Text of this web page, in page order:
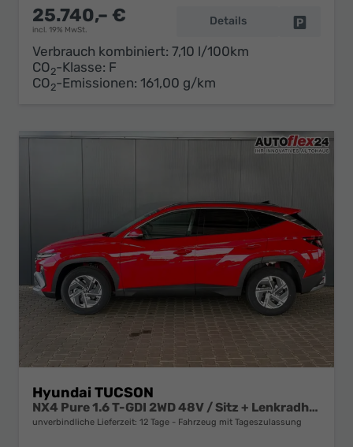
25.740,– €
incl. 19% MwSt.
Details
Verbrauch kombiniert: 7,10 l/100km
CO2-Klasse: F
CO2-Emissionen: 161,00 g/km
Hyundai TUCSON
NX4 Pure 1.6 T-GDI 2WD 48V / Sitz + Lenkradheiz. LED Tempomat Alu 17"
unverbindliche Lieferzeit: 12 Tage Fahrzeug mit Tageszulassung